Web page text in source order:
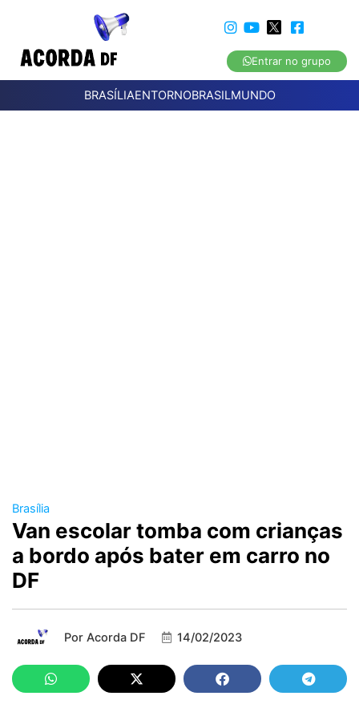
Entrar no grupo
BRASÍLIAENTORNOBRASILMUNDO
Brasília
Van escolar tomba com crianças
a bordo após bater em carro no
DF
Por Acorda DF 14/02/2023